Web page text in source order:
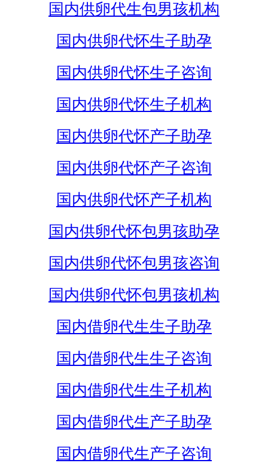
国内供卵代生包男孩机构
国内供卵代怀生子助孕
国内供卵代怀生子咨询
国内供卵代怀生子机构
国内供卵代怀产子助孕
国内供卵代怀产子咨询
国内供卵代怀产子机构
国内供卵代怀包男孩助孕
国内供卵代怀包男孩咨询
国内供卵代怀包男孩机构
国内借卵代生生子助孕
国内借卵代生生子咨询
国内借卵代生生子机构
国内借卵代生产子助孕
国内借卵代生产子咨询